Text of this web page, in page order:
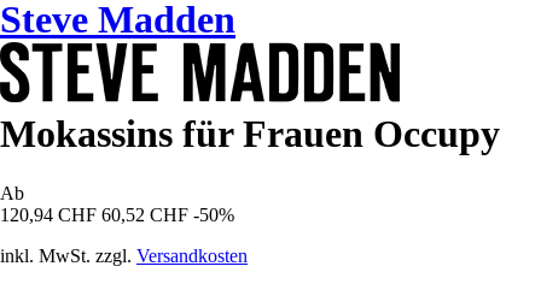
Steve Madden
Mokassins für Frauen Occupy
Ab
120,94 CHF 60,52 CHF -50%
inkl. MwSt. zzgl. Versandkosten